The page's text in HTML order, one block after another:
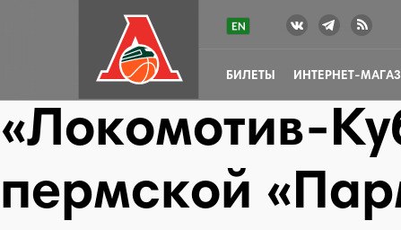
БИЛЕТЫ ИНТЕРНЕТ-
«Локомотив-
пермской